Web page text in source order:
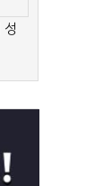
성